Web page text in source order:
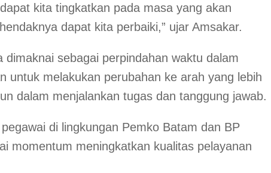
kita tingkatkan pada masa yang akan
dapat kita perbaiki,” ujar Amsakar.
sebagai perpindahan waktu dalam
untuk melakukan perubahan ke arah yang lebih
dalam menjalankan tugas dan tanggung jawab.
di lingkungan Pemko Batam dan BP
momentum meningkatkan kualitas pelayanan